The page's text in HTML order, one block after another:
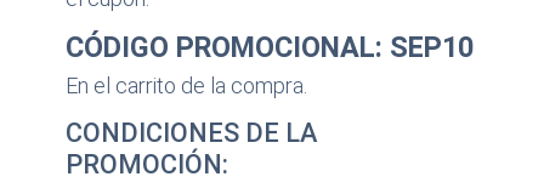
CÓDIGO PROMOCIONAL: SEP10
En el carrito de la compra.
CONDICIONES DE LA
PROMOCIÓN: